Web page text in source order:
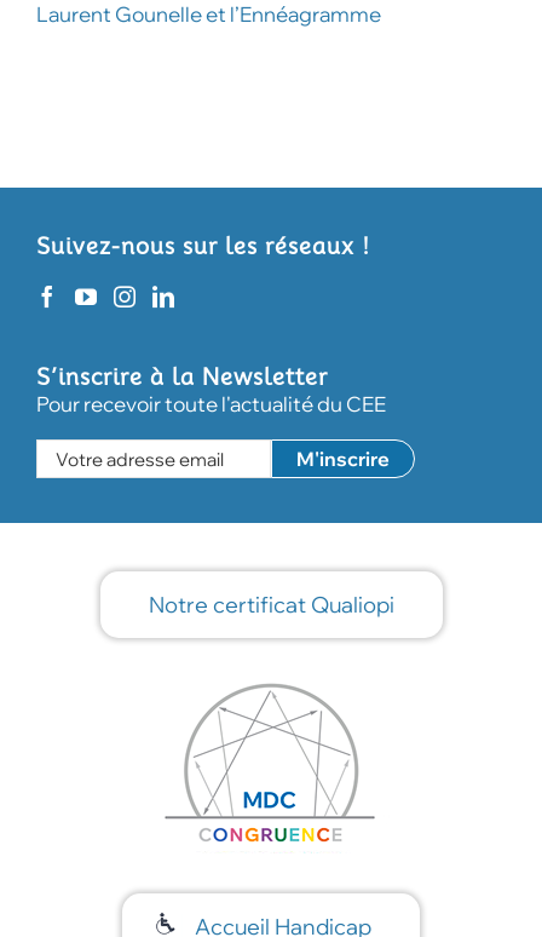
Laurent Gounelle et l’Ennéagramme
Suivez-nous sur les réseaux !
S’inscrire à la Newsletter
Pour recevoir toute l'actualité du CEE
Notre certificat Qualiopi
Accueil Handicap